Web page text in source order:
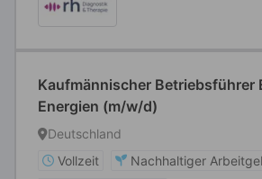
Kaufmännischer Betriebsführer
Energien (m/w/d)
Deutschland
Vollzeit
Nachhaltiger